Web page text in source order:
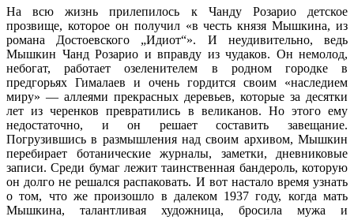
На всю жизнь прилепилось к Чанду Розарио детское
прозвище, которое он получил «в честь князя Мышкина, из
романа Достоевского „Идиот“». И неудивительно, ведь
Мышкин Чанд Розарио и вправду из чудаков. Он немолод,
небогат, работает озеленителем в родном городке в
предгорьях Гималаев и очень гордится своим «наследием
миру» — аллеями прекрасных деревьев, которые за десятки
лет из черенков превратились в великанов. Но этого ему
недостаточно, и он решает составить завещание.
Погрузившись в размышления над своим архивом, Мышкин
перебирает ботанические журналы, заметки, дневниковые
записи. Среди бумаг лежит таинственная бандероль, которую
он долго не решался распаковать. И вот настало время узнать
о том, что же произошло в далеком 1937 году, когда мать
Мышкина, талантливая художница, бросила мужа и